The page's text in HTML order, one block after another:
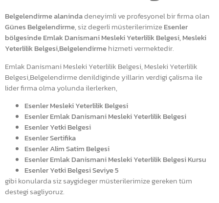
Belgelendirme alanindadeneyimli ve profesyonel bir firma olan
Günes Belgelendirme, siz degerli müsterilerimizeEsenler
bölgesinde Emlak Danismani Mesleki Yeterlilik Belgesi, Mesleki
Yeterlilik Belgesi,Belgelendirmehizmeti vermektedir.
Emlak Danismani Mesleki Yeterlilik Belgesi, Mesleki Yeterlilik
Belgesi,Belgelendirme denildiginde yillarin verdigi çalisma ile
lider firma olma yolunda ilerlerken,
Esenler Mesleki Yeterlilik Belgesi
Esenler Emlak Danismani Mesleki Yeterlilik Belgesi
Esenler Yetki Belgesi
Esenler Sertifika
Esenler Alim Satim Belgesi
Esenler Emlak Danismani Mesleki Yeterlilik Belgesi Kursu
Esenler Yetki Belgesi Seviye 5
gibi konularda siz saygideger müsterilerimize gereken tüm
destegi sagliyoruz.